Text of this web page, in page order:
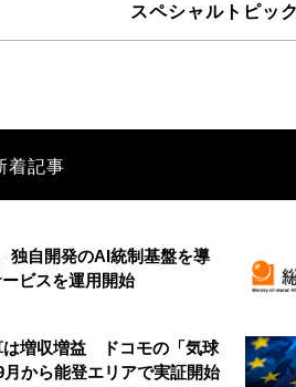
スペシャルトピッ
着記事
独自開発のAI統制基盤を導
ビスを運用開始
は増収増益 ドコモの「気球
から能登エリアで実証開始